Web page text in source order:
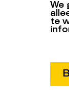
We
te